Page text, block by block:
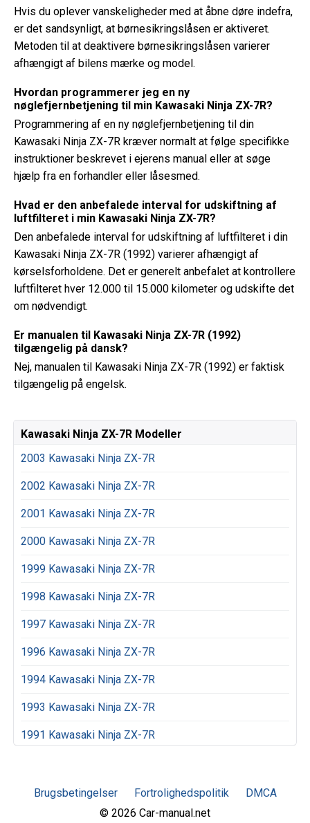
Hvis du oplever vanskeligheder med at åbne døre indefra,
er det sandsynligt, at børnesikringslåsen er aktiveret.
Metoden til at deaktivere børnesikringslåsen varierer
afhængigt af bilens mærke og model.
Hvordan programmerer jeg en ny
nøglefjernbetjening til min Kawasaki Ninja ZX-7R?
Programmering af en ny nøglefjernbetjening til din
Kawasaki Ninja ZX-7R kræver normalt at følge specifikke
instruktioner beskrevet i ejerens manual eller at søge
hjælp fra en forhandler eller låsesmed.
Hvad er den anbefalede interval for udskiftning af
luftfilteret i min Kawasaki Ninja ZX-7R?
Den anbefalede interval for udskiftning af luftfilteret i din
Kawasaki Ninja ZX-7R (1992) varierer afhængigt af
kørselsforholdene. Det er generelt anbefalet at kontrollere
luftfilteret hver 12.000 til 15.000 kilometer og udskifte det
om nødvendigt.
Er manualen til Kawasaki Ninja ZX-7R (1992)
tilgængelig på dansk?
Nej, manualen til Kawasaki Ninja ZX-7R (1992) er faktisk
tilgængelig på engelsk.
Kawasaki Ninja ZX-7R Modeller
2003 Kawasaki Ninja ZX-7R
2002 Kawasaki Ninja ZX-7R
2001 Kawasaki Ninja ZX-7R
2000 Kawasaki Ninja ZX-7R
1999 Kawasaki Ninja ZX-7R
1998 Kawasaki Ninja ZX-7R
1997 Kawasaki Ninja ZX-7R
1996 Kawasaki Ninja ZX-7R
1994 Kawasaki Ninja ZX-7R
1993 Kawasaki Ninja ZX-7R
1991 Kawasaki Ninja ZX-7R
Brugsbetingelser Fortrolighedspolitik
DMCA
© 2026 Car-manual.net